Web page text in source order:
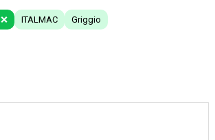
ITALMAC Griggio